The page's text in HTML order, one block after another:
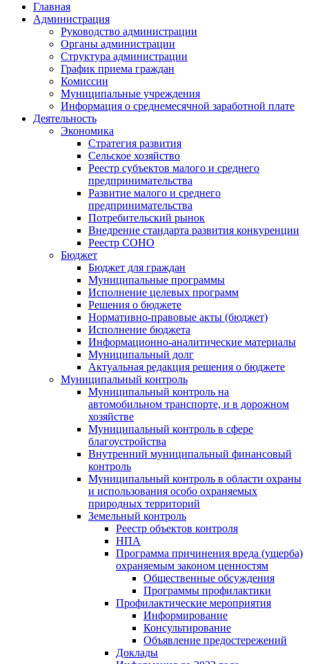
Главная
Администрация
Руководство администрации
Органы администрации
Структура администрации
График приема граждан
Комиссии
Муниципальные учреждения
Информация о среднемесячной заработной плате
Деятельность
Экономика
Стратегия развития
Сельское хозяйство
Реестр субъектов малого и среднего
предпринимательства
Развитие малого и среднего
предпринимательства
Потребительский рынок
Внедрение стандарта развития конкуренции
Реестр СОНО
Бюджет
Бюджет для граждан
Муниципальные программы
Исполнение целевых программ
Решения о бюджете
Нормативно-правовые акты (бюджет)
Исполнение бюджета
Информационно-аналитические материалы
Муниципальный долг
Актуальная редакция решения о бюджете
Муниципальный контроль
Муниципальный контроль на
автомобильном транспорте, и в дорожном
хозяйстве
Муниципальный контроль в сфере
благоустройства
Внутренний муниципальный финансовый
контроль
Муниципальный контроль в области охраны
и использования особо охраняемых
природных территорий
Земельный контроль
Реестр объектов контроля
НПА
Программа причинения вреда (ущерба)
охраняемым законом ценностям
Общественные обсуждения
Программы профилактики
Профилактические мероприятия
Информирование
Консультирование
Объявление предостережений
Доклады